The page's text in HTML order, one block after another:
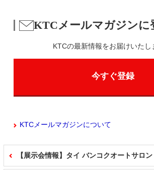
KTCメールマガジンに
KTCの最新情報をお届けいたし
今すぐ登録
KTCメールマガジンについて
【展示会情報】タイ バンコクオートサロン